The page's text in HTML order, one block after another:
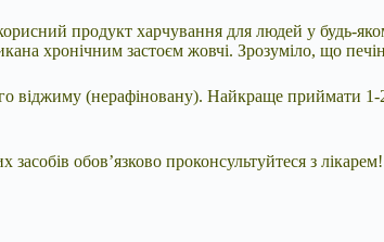
продукт харчування для людей у будь-
хронічним застоєм жовчі. Зрозуміло, що
(нерафіновану). Найкраще приймати 1-
обов’язково проконсультуйтеся з лікарем!